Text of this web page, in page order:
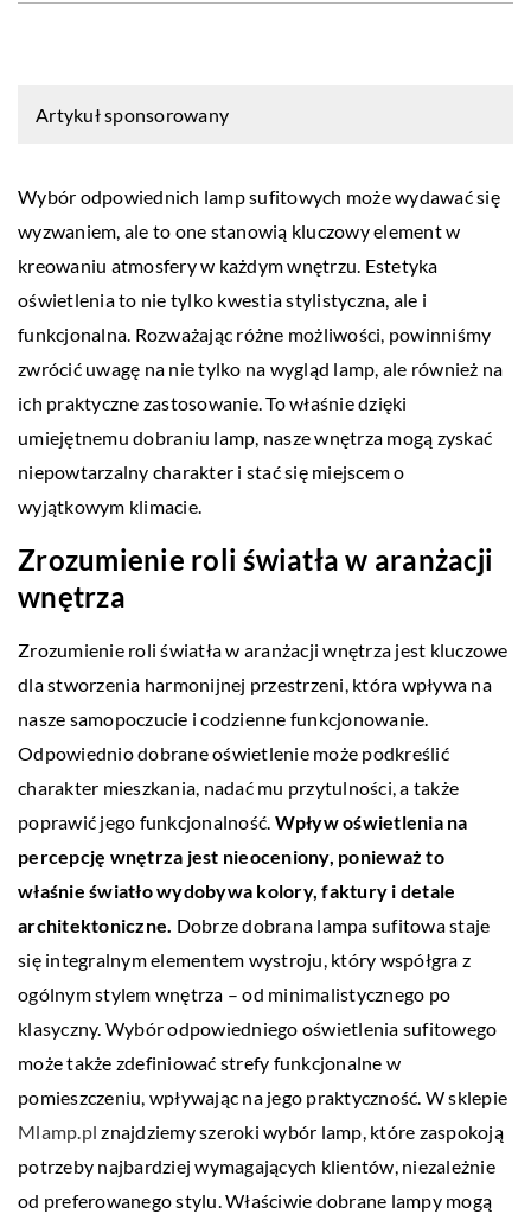
Artykuł sponsorowany
Wybór odpowiednich lamp sufitowych może wydawać się
wyzwaniem, ale to one stanowią kluczowy element w
kreowaniu atmosfery w każdym wnętrzu. Estetyka
oświetlenia to nie tylko kwestia stylistyczna, ale i
funkcjonalna. Rozważając różne możliwości, powinniśmy
zwrócić uwagę na nie tylko na wygląd lamp, ale również na
ich praktyczne zastosowanie. To właśnie dzięki
umiejętnemu dobraniu lamp, nasze wnętrza mogą zyskać
niepowtarzalny charakter i stać się miejscem o
wyjątkowym klimacie.
Zrozumienie roli światła w aranżacji
wnętrza
Zrozumienie roli światła w aranżacji wnętrza jest kluczowe
dla stworzenia harmonijnej przestrzeni, która wpływa na
nasze samopoczucie i codzienne funkcjonowanie.
Odpowiednio dobrane oświetlenie może podkreślić
charakter mieszkania, nadać mu przytulności, a także
poprawić jego funkcjonalność. Wpływ oświetlenia na
percepcję wnętrza jest nieoceniony, ponieważ to
właśnie światło wydobywa kolory, faktury i detale
architektoniczne. Dobrze dobrana lampa sufitowa staje
się integralnym elementem wystroju, który współgra z
ogólnym stylem wnętrza – od minimalistycznego po
klasyczny. Wybór odpowiedniego oświetlenia sufitowego
może także zdefiniować strefy funkcjonalne w
pomieszczeniu, wpływając na jego praktyczność. W sklepie
Mlamp.pl znajdziemy szeroki wybór lamp, które zaspokoją
potrzeby najbardziej wymagających klientów, niezależnie
od preferowanego stylu. Właściwie dobrane lampy mogą